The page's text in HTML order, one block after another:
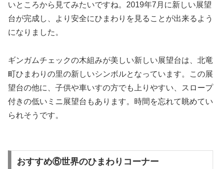
いところから見てみたいですね。2019年7月に新しい展望
台が完成し、より安全にひまわりを見ることが出来るよう
になりました。
ギンガムチェックの木組みが美しい新しい展望台は、北竜
町ひまわりの里の新しいシンボルとなっています。この展
望台の他に、子供や車いすの方でも上りやすい、スロープ
付きの低いミニ展望台もあります。時間を忘れて眺めてい
られそうです。
おすすめ⑥世界のひまわりコーナー